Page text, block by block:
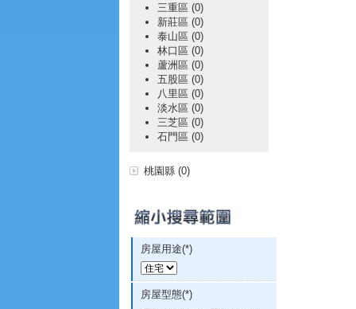
三重區 (0)
新莊區 (0)
泰山區 (0)
林口區 (0)
蘆洲區 (0)
五股區 (0)
八里區 (0)
淡水區 (0)
三芝區 (0)
石門區 (0)
桃園縣 (0)
房屋用途(*)
房屋型態(*)